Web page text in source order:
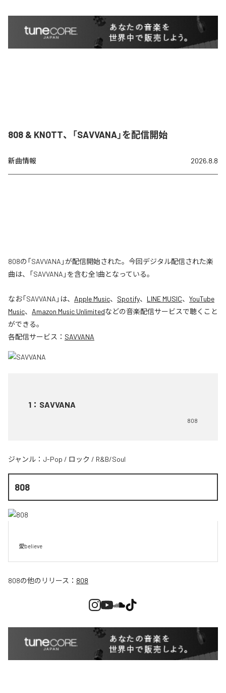
808 & KNOTT、「SAVVANA」を配信開始
新曲情報 2026.8.8
808の「SAVVANA」が配信開始された。今回デジタル配信された楽
曲は、「SAVVANA」を含む全1曲となっている。
なお「SAVVANA 」は、 Apple Music、 Spotify、 LINE MUSIC、 YouTube
Music、 Amazon Music Unlimitedなどの音楽配信サービスで聴くこと
ができる。
各配信サービス： SAVVANA
1 ： SAVVANA
808
ジャンル： J-Pop / ロック / R&B/Soul
808
愛believe
808の他のリリース： 808